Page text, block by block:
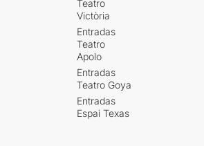
Teatro
Victòria
Entradas
Teatro
Apolo
Entradas
Teatro Goya
Entradas
Espai Texas